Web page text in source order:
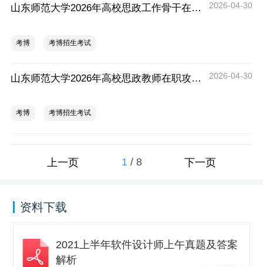
山东师范大学2026年高校思政工作骨干在职攻读博士学位专项计划招生通知 2026-04-30
考博 考博招生考试
山东师范大学2026年高校思政教师在职攻读马克思主义理论博士学位招生通知 2026-04-30
考博 考博招生考试
上一页 1 / 8 下一页
资料下载
2021上半年软件设计师上午真题及答案
解析